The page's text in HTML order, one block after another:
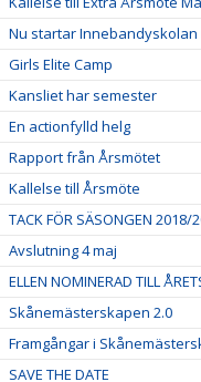
Nu startar Innebandyskolan
Girls Elite Camp
Kansliet har semester
En actionfylld helg
Rapport från Årsmötet
Kallelse till Årsmöte
TACK FÖR SÄSONGEN 2018/
Avslutning 4 maj
ELLEN NOMINERAD TILL
Skånemästerskapen 2.0
Framgångar i
SAVE THE DATE